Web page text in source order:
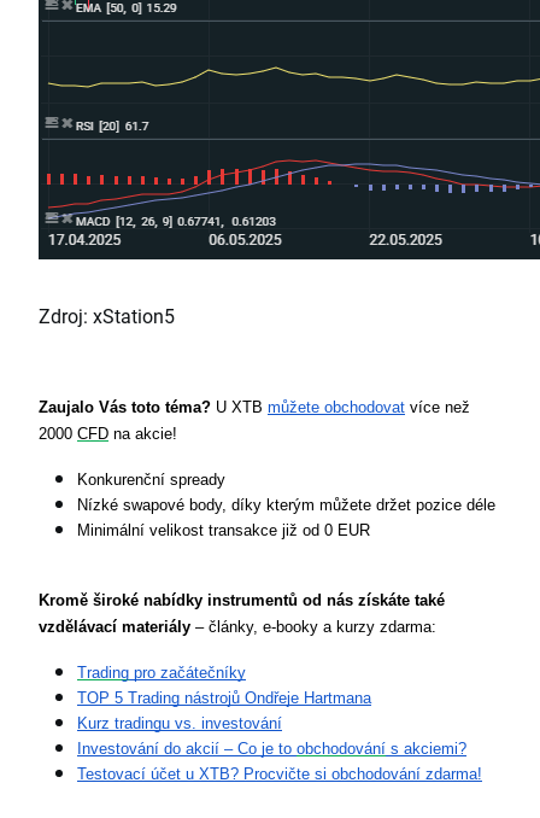
Zdroj: xStation5
Zaujalo Vás toto téma? U XTB můžete obchodovat více než
2000 CFD na akcie!
Konkurenční spready
Nízké swapové body, díky kterým můžete držet pozice déle
Minimální velikost transakce již od 0 EUR
Kromě široké nabídky instrumentů od nás získáte také
vzdělávací materiály – články, e-booky a kurzy zdarma:
Trading pro začátečníky
TOP 5 Trading nástrojů Ondřeje Hartmana
Kurz tradingu vs. investování
Investování do akcií – Co je to obchodování s akciemi?
Testovací účet u XTB? Procvičte si obchodování zdarma!